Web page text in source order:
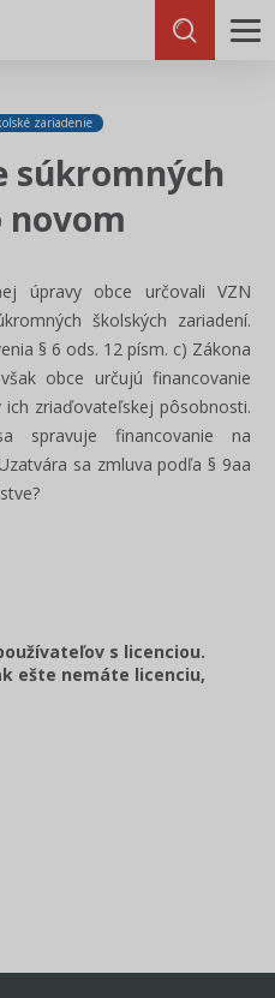
zariadenie
súkromných
novom
úpravy obce určovali VZN
školských zariadení.
§ 6 ods. 12 písm. c) Zákona
obce určujú financovanie
zriaďovateľskej pôsobnosti.
spravuje financovanie na
sa zmluva podľa § 9aa
s licenciou.
ešte nemáte licenciu,